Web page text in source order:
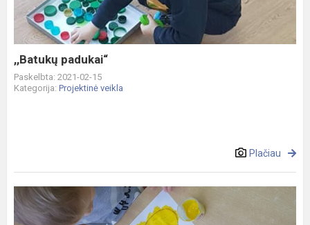
,,Batukų padukai“
Paskelbta: 2021-02-15
Kategorija: Projektinė veikla
Plačiau
,,Batelis
mamai“